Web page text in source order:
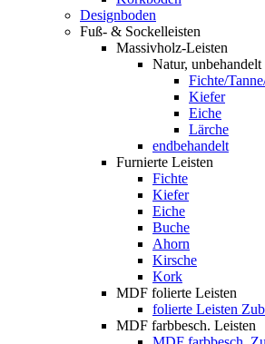
Designboden
Fuß- & Sockelleisten
Massivholz-Leisten
Natur, unbehandelt
Fichte/
Kiefer
Eiche
Lärche
endbehandelt
Furnierte Leisten
Fichte
Kiefer
Eiche
Buche
Ahorn
Kirsche
Kork
MDF folierte Leisten
folierte Leisten
MDF farbbesch. Leisten